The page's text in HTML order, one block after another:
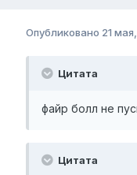
Опубликовано 21
Цитата
файр болл не
Цитата